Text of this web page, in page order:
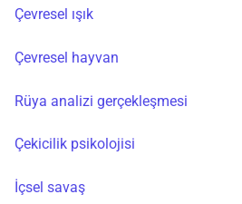
Çevresel ışık
Çevresel hayvan
Rüya analizi gerçekleşmesi
Çekicilik psikolojisi
İçsel savaş